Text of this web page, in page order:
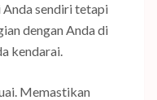
sendiri tetapi
dengan Anda di
kendarai.
Memastikan